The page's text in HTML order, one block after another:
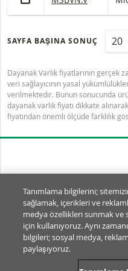
SAYFA BAŞINA SONUÇ
Dayanak Varlık fiyatlarının gerçek
veri sağlayıcının yasal
verilmektedir. Bunun sonucunda
dayanak varlık fiyatı dikkate
fiyatından önemli ölçüde farklılık
Tanımlama Bilgisi Ayarları
© BNP Paribas
SSSKullanım Şartları
Yasal Dokümanlar ve
Tanımlama bilgilerini;
sağlamak, içerikleri ve
medya özellikleri sunmak
için kullanıyoruz. Aynı
bilgileri; sosyal medya,
paylaşıyoruz.